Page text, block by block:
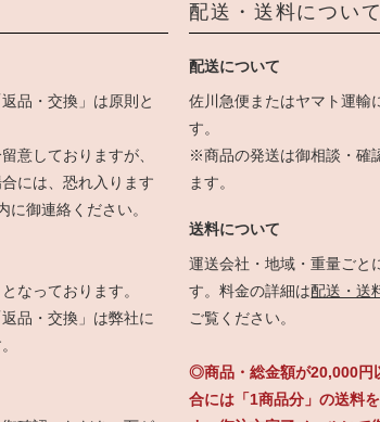
品・交換」は原則と
意しておりますが、
には、恐れ入ります
に御連絡ください。
なっております。
品・交換」は弊社に
配送・送料について
配送について
佐川急便またはヤマト運輸
す。
※商品の発送は御相談・確
ます。
送料について
運送会社・地域・重量ごと
す。料金の詳細は配送・送
ご覧ください。
◎商品・総金額が20,000円
合には「1商品分」の送料